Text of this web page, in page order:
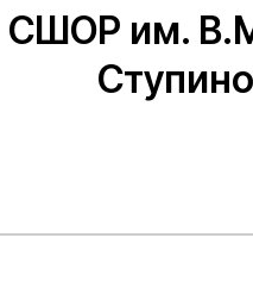
СШОР им.